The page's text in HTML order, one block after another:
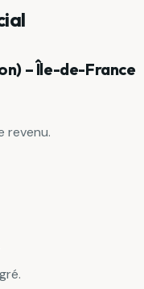
– Île-de-France
revenu.